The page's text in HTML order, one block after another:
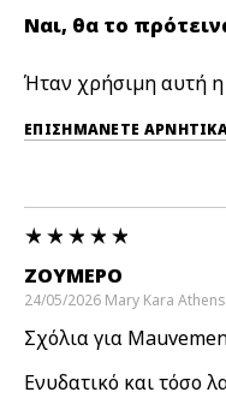
Ναι, θα το
Ήταν χρήσιμη αυτή
ΖΟΥΜΕΡΟ
24/05/2026 Mary Kara Athens
Σχόλια για
Ενυδατικό και τόσο